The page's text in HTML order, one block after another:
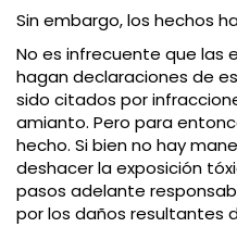
Sin embargo, los hechos
No es infrecuente que las
hagan declaraciones de
sido citados por
amianto. Pero para
hecho. Si bien no hay
deshacer la exposición
pasos adelante
por los daños resultantes